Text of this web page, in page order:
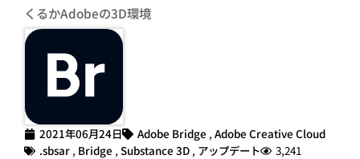
くるかAdobeの3D環境
2021年06月24日 Adobe Bridge , Adobe Creative Cloud
.sbsar , Bridge , Substance 3D , アップデート 3,241